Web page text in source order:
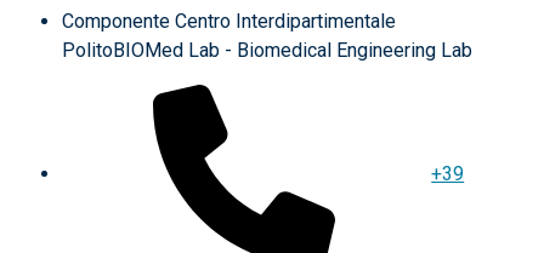
Componente Centro Interdipartimentale
PolitoBIOMed Lab - Biomedical Engineering Lab
+39